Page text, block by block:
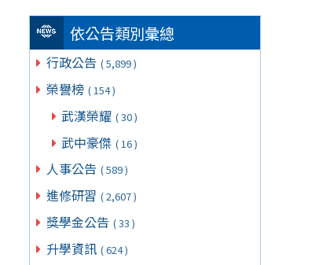
依公告類別彙總
行政公告 ( 5,899 )
榮譽榜 ( 154 )
武漢榮耀 ( 30 )
武中豪傑 ( 16 )
人事公告 ( 589 )
進修研習 ( 2,607 )
獎學金公告 ( 33 )
升學資訊 ( 624 )